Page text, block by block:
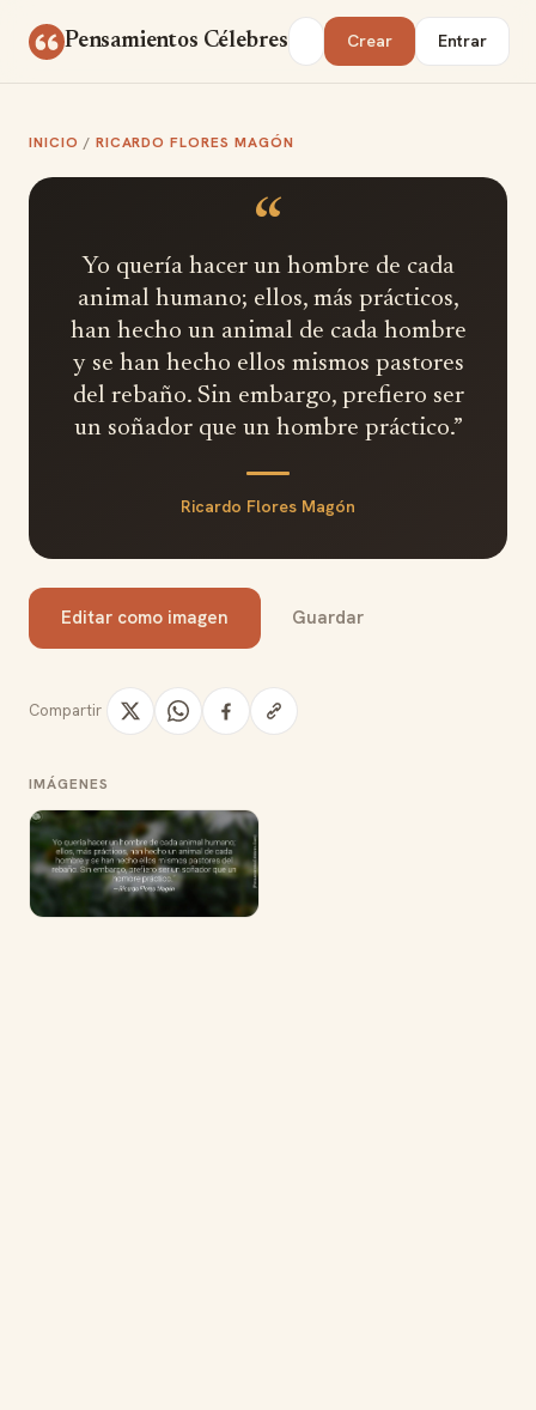
Pensamientos Célebres Buscar Crear Entrar
INICIO / RICARDO FLORES MAGÓN
“
Yo quería hacer un hombre de cada
animal humano; ellos, más prácticos,
han hecho un animal de cada hombre
y se han hecho ellos mismos pastores
del rebaño. Sin embargo, prefiero ser
un soñador que un hombre práctico.”
Ricardo Flores Magón
Editar como imagen Guardar
Compartir
IMÁGENES